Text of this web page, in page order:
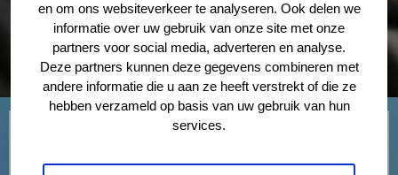
en om ons websiteverkeer te analyseren. Ook delen we
informatie over uw gebruik van onze site met onze
partners voor social media, adverteren en analyse.
Deze partners kunnen deze gegevens combineren met
andere informatie die u aan ze heeft verstrekt of die ze
hebben verzameld op basis van uw gebruik van hun
services.